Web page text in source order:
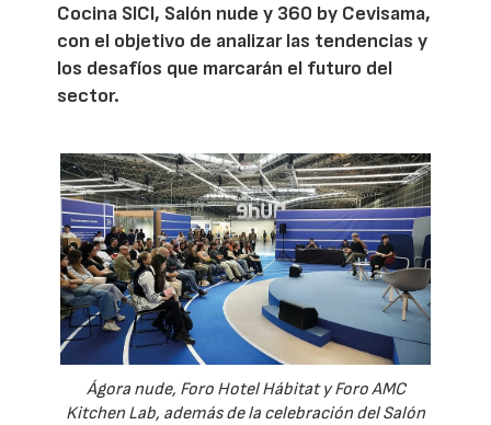
Cocina SICI, Salón nude y 360 by Cevisama,
con el objetivo de analizar las tendencias y
los desafíos que marcarán el futuro del
sector.
Ágora nude, Foro Hotel Hábitat y Foro AMC
Kitchen Lab, además de la celebración del Salón